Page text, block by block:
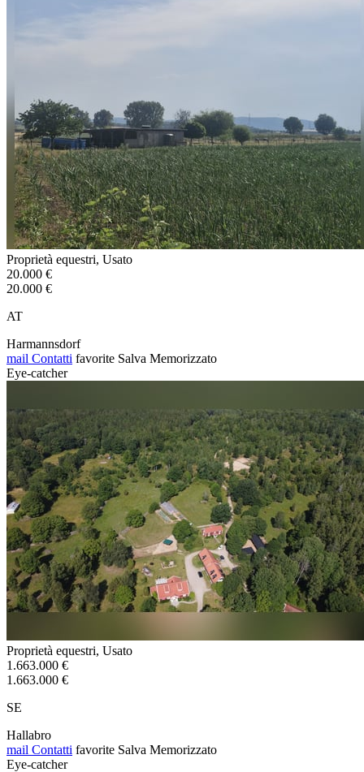
Proprietà equestri, Usato
20.000 €
20.000 €
AT
Harmannsdorf
mail Contatti favorite Salva Memorizzato
Eye-catcher
Proprietà equestri, Usato
1.663.000 €
1.663.000 €
SE
Hallabro
mail Contatti favorite Salva Memorizzato
Eye-catcher